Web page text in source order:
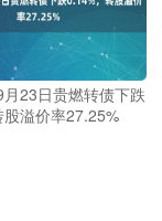
23日贵燃转债下跌
溢价率27.25%